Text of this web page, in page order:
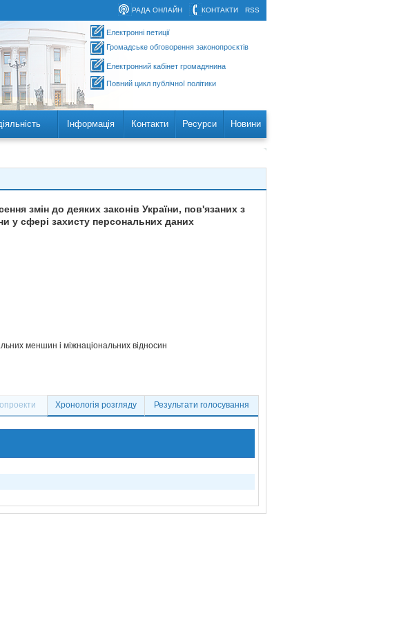
RSS
КОНТАКТИ
РАДА ОНЛАЙН
Електронні петиції
Громадське обговорення законопроєктів
Електронний кабінет громадянина
Повний цикл публічної політики
Інформація Контакти Ресурси Новини
змін до деяких законів України, пов'язаних з
у сфері захисту персональних даних
меншин і міжнаціональних відносин
Хронологія розгляду Результати голосування